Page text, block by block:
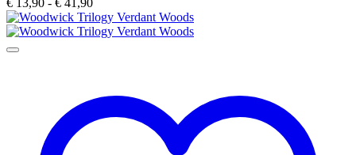
optie
kan
gekozen
worden
€ 13,90 - € 41,90
€ 13,90
tot